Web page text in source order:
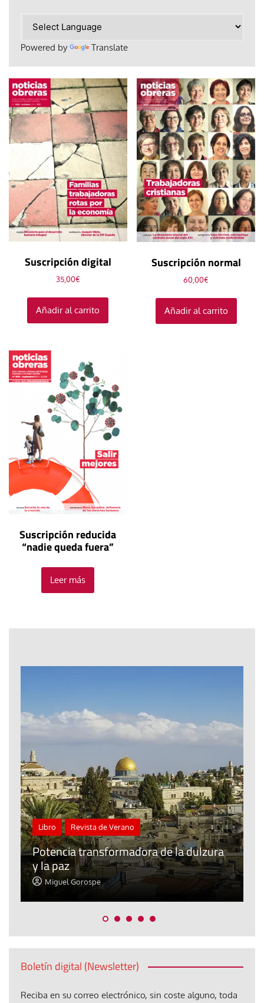
Powered by Translate
Suscripción digital
35,00€
Añadir al carrito
Suscripción normal
60,00€
Añadir al carrito
Suscripción reducida
“nadie queda fuera”
Leer más
Tribuna
Ceuta: una pieza más en el tablero para
el iliberalismo que atenta contra las
democracias del mundo
Miguel Gorospe
Boletín digital (Newsletter)
Reciba en su correo electrónico, sin coste alguno, toda